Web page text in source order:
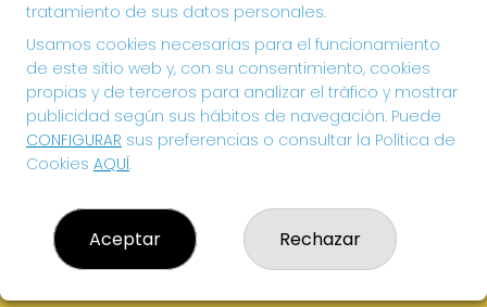
56.000.000€
¡SUERTE!
tratamiento de sus datos personales.
Usamos cookies necesarias para el funcionamiento
de este sitio web y, con su consentimiento, cookies
propias y de terceros para analizar el tráfico y mostrar
publicidad según sus hábitos de navegación. Puede
CONFIGURAR sus preferencias o consultar la Política de
Cookies AQUÍ.
Aceptar Rechazar